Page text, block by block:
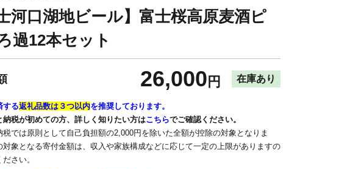
河口湖地ビール】富士桜高原麦酒ピ
過12本セット
26,000 円 在庫あり
する返礼品数は３つ以内を推奨しております。
納税が初めての方、詳しく知りたい方はこちらでご確認ください。
税では原則として自己負担額の2,000円を除いた全額が控除の対象となりま
対象となる寄付金額は、収入や家族構成などに応じて一定の上限がありますの
さい。